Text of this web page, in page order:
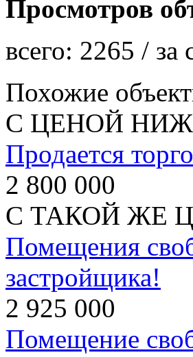
Просмотров
всего: 2265 / за
Похожие
С ЦЕНОЙ
Продается
2 800 000
С ТАКОЙ ЖЕ
Помещения
застройщика!
2 925 000
Помещение